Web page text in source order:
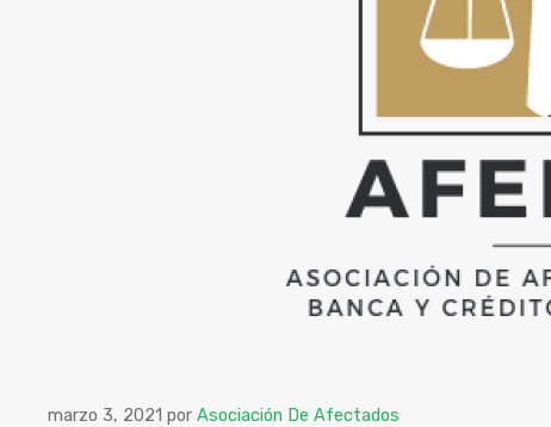
marzo 3, 2021 por Asociación De Afectados